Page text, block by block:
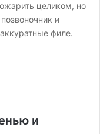
целиком, но
и
филе.
и